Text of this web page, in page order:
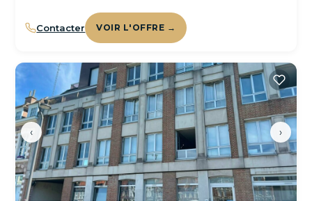
Contacter VOIR L'OFFRE →
‹ ›